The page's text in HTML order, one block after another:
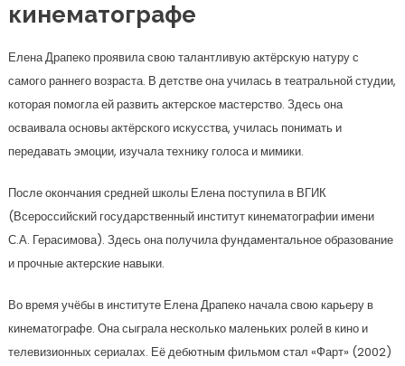
кинематографе
Елена Драпеко проявила свою талантливую актёрскую натуру с
самого раннего возраста. В детстве она училась в театральной студии,
которая помогла ей развить актерское мастерство. Здесь она
осваивала основы актёрского искусства, училась понимать и
передавать эмоции, изучала технику голоса и мимики.
После окончания средней школы Елена поступила в ВГИК
(Всероссийский государственный институт кинематографии имени
С.А. Герасимова). Здесь она получила фундаментальное образование
и прочные актерские навыки.
Во время учёбы в институте Елена Драпеко начала свою карьеру в
кинематографе. Она сыграла несколько маленьких ролей в кино и
телевизионных сериалах. Её дебютным фильмом стал «Фарт» (2002)